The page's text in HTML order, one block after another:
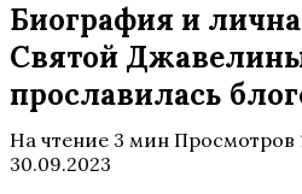
Биография и
Святой
прославилась
На чтение 3 мин Просмотров
30.09.2023